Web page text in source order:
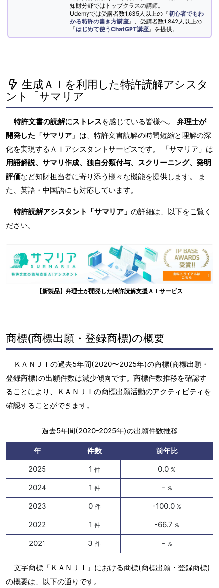
知財分野ではトップクラスの講師。
Udemyでは受講者数1,635人以上の『初心者でもわ
かる特許の書き方講座 』、受講者数1,842人以上の
『はじめて使うChatGPT講座 』を提供。
生成ＡＩを利用した特許読解アシスタ
ント「サマリア」
特許文書の読解にストレスを感じている皆様へ。 弁理士が
開発した「サマリア」 は、特許文書読解の時間短縮と理解の深
化を実現するＡＩアシスタントサービスです。 「サマリア」は
用語解説、サマリ作成、独自分類付与、スクリーニング、発明
評価など知財担当者に寄り添う様々な機能を提供します。 ま
た、英語・中国語にも対応しています。
特許読解アシスタント「サマリア」 の詳細は、以下をご覧く
ださい。
【新製品】弁理士が開発した特許読解支援ＡＩサービス
商標(商標出願・登録商標)の概要
ＫＡＮＪＩの過去5年間(2020〜2025年)の商標(商標出願・
登録商標)の出願件数は減少傾向です。商標件数推移を確認す
ることにより、ＫＡＮＪＩの商標出願活動のアクティビティを
確認することができます。
過去5年間(2020-2025年)の出願件数推移
年 件数
前年比
2025
1 件 0.0 %
2024 1 件 - %
2023 0 件 -100.0 %
2022 1 件 -66.7 %
2021 3 件 - %
文字商標「ＫＡＮＪＩ」における商標(商標出願・登録商標)
の概要は、以下の通りです。